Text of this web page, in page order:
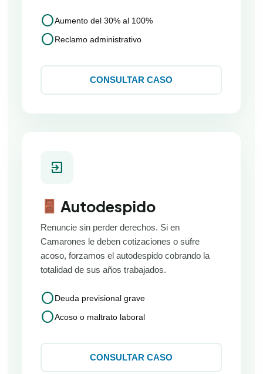
circleAumento del 30% al 100%
circleReclamo administrativo
CONSULTAR CASO
exit_to_app
Autodespido
Renuncie sin perder derechos. Si en
Camarones le deben cotizaciones o sufre
acoso, forzamos el autodespido cobrando la
totalidad de sus años trabajados.
circleDeuda previsional grave
circleAcoso o maltrato laboral
CONSULTAR CASO